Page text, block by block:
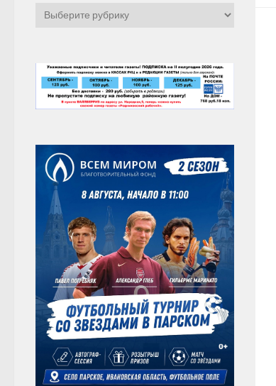
Рубрики